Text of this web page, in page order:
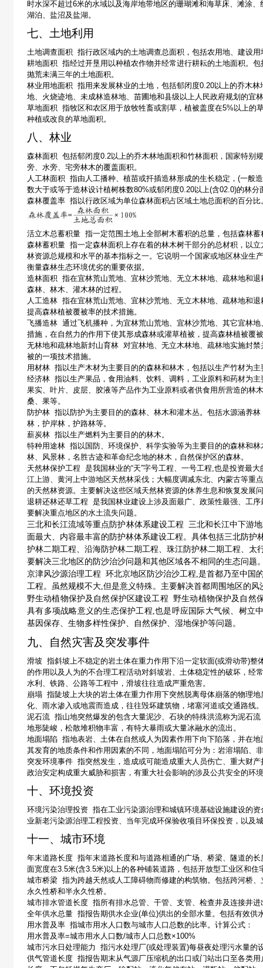
时水深不超过6米的水域以及海岸地带地区的珊瑚滩和海草床、滩涂
湖泊、盐沼及盐湖。
七、土地利用
土地调查面积 指行政区域内的土地调查总面积，包括农用地、建设
耕地面积 指经过开垦用以种植农作物并经常进行耕耘的土地面积。
抛荒未满三年的土地面积。
林业用地面积 指用来发展林业的土地，包括郁闭度0.20以上的乔木
地、火烧迹地、未成林造林地、苗圃地和县级以上人民政府规划的宜
草地面积 指牧区和农区用于放牧牲畜或割草，植被盖度在5% 以上的
种植或改良的草地面积。
八、林业
森林面积 包括郁闭度0.2以上的乔木林地面积和竹林面积，国家特别
旁、水旁、宅旁林木的覆盖面积。
人工林面积 指由人工播种、植苗或扦插造林形成的生长稳定， (一般
数大于或等于造林设计植树株数80%或郁闭度0.20以上(含02.0)的林分
森林覆盖率 指以行政区域为单位森林面积占区域土地总面积的百分比
活立木总蓄积量 指一定范围土地上全部树木蓄积的总量，包括森林
森林蓄积量 指一定森林面积上存在着的林木树干部分的总材积，以
林资源总规模和水平的基本指标之一。它说明一个国家或地区林业生
衡量森林生态环境优劣的重要依据。
造林面积 指在宜林荒山荒地、宜林沙荒地、无立木林地、疏林地和
森林、林木、灌木林的过程。
人工造林 指在宜林荒山荒地、宜林沙荒地、无立木林地、疏林地和
提高森林植被覆被率的技术措施。
飞播造林 通过飞机播种，为宜林荒山荒地、宜林沙荒地、其它宜林
措施，在自然力的作用下使其形成森林或灌草植被，提高森林植被覆
无林地和疏林地新封山育林 对宜林地、无立木林地、疏林地实施封
被的一项技术措施。
用材林 指以生产木材为主要目的的森林和林木，包括以生产竹材为
经济林 指以生产果品，食用油料、饮料、调料，工业原料和药材为
果实、叶片、皮层、胶液等产品作为工业原料或者供食用所营造的林
桑、果等。
防护林 指以防护为主要目的的森林、林木和灌木丛。包括水源涵养
林，护岸林，护路林等。
薪炭林 指以生产燃料为主要目的的林木。
特种用途林 指以国防、环境保护、科学实验等为主要目的的森林和
林、风景林，名胜古迹和革命纪念地的林木，自然保护区的森林。
天然林保护工程 是我国林业的“天”字号工程、一号工程,也是投资最大
江上游、黄河上中游地区天然林采伐；大幅度调减东北、内蒙古等重
的天然林资源。主要解决这些区域天然林资源的休养生息和恢复发展
退耕还林还草工程 是我国林业建设上涉及面最广、政策性最强、工
要解决重点地区的水土流失问题。
三北和长江流域等重点防护林体系建设工程
三北和长江中下游
面最大、内容最丰富的防护林体系建设工程。具体包括三北防护
护林二期工程、沿海防护林二期工程、珠江防护林二期工程、太
要解决三北地区的防沙治沙问题和其他区域各不相同的生态问题
京津风沙源治理工程 环北京地区防沙治沙工程,是首都乃至中国
工程。虽然规模不大,但是意义特殊。主要解决首都周围地区的风
野生动植物保护及自然保护区建设工程
野生动植物保护及自然
具有多项战略意义的生态保护工程,也是呼应国际大气候、树立
基因保存、生物多样性保护、自然保护、湿地保护等问题。
九、自然灾害及突发事件
滑坡 指斜坡上不稳定的岩土体在重力作用下沿一定软面(或滑动带)整
的作用以及人为的不合理工程活动对斜坡岩、土体稳定性的破坏，经
水利、铁路、公路等工程中，滑坡往往造成严重危害。
崩塌 指陡坡上大块的岩土体在重力作用下突然脱离母体崩落的物理
化、雨水渗入或地震而造成，往往毁坏建筑物，堵塞河道或交通路线。
泥石流 指山地突然爆发的包含大量泥沙、石块的特殊洪流称为泥石
地形陡峻，松散堆积物丰富，有特大暴雨或大量冰融水的流出。
地面塌陷 指地表岩、土体在自然或人为因素作用下向下陷落，并在地
其发育的地质条件和作用因素的不同，地面塌陷可分为：岩溶塌陷、
突发环境事件 指突然发生，造成或可能造成重大人员伤亡、重大财
政治安定构成重大威胁和损害，有重大社会影响的涉及公共安全的环
十、环境投资
环境污染治理投资 指在工业污染源治理和城镇环境基础设施建设的
业新老污染源治理工程投资、当年完成环保验收项目环保投资，以及
十一、城市环境
年末道路长度 指年末道路长度和与道路相通的广场、桥梁、隧道的
面宽度在3.5米(含3.5米)以上的各种铺装道路，包括开放型工业区和住
城市桥梁 指为跨越天然或人工障碍物而修建的构筑物。包括跨河桥
永久性桥和半永久性桥。
城市排水管道长度 指所有排水总管、干管、支管、检查井及连接井
全年供水总量 指报告期供水企业(单位)供出的全部水量。包括有效供
用水普及率 指城市用水人口数与城市人口总数的比率。计算公式：
用水普及率=城市用水人口数/城市人口总数×100%
城市污水日处理能力
指污水处理厂(或处理装置)每昼夜处理污水量的
供气管道长度 指报告期末从气源厂压缩机的出口或门站出口至各类